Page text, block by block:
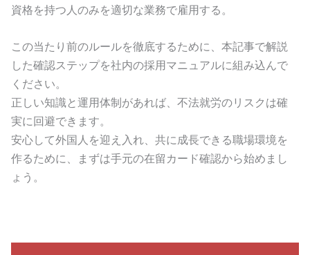
資格を持つ人のみを適切な業務で雇用する。
この当たり前のルールを徹底するために、本記事で解説
した確認ステップを社内の採用マニュアルに組み込んで
ください。
正しい知識と運用体制があれば、不法就労のリスクは確
実に回避できます。
安心して外国人を迎え入れ、共に成長できる職場環境を
作るために、まずは手元の在留カード確認から始めまし
ょう。